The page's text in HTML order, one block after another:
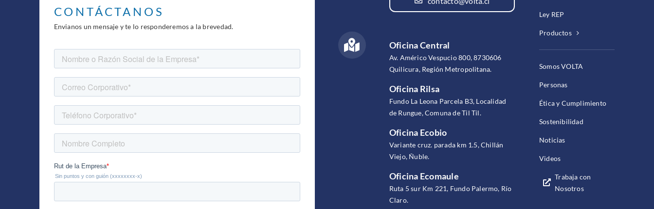
CONTÁCTANOS
Envianos un mensaje y te lo responderemos a la brevedad.
Oficina Central
Av. Américo Vespucio 800, 8730606
Quilicura, Región Metropolitana.
Oficina Rilsa
Fundo La Leona Parcela B3, Localidad
de Rungue, Comuna de Til Til.
Oficina Ecobio
Variante cruz. parada km 1.5, Chillán
Viejo, Ñuble.
Oficina Ecomaule
Ruta 5 sur Km 221, Fundo Palermo, Río
Claro.
Ley REP
Productos
Somos VOLTA
Personas
Ética y Cumplimiento
Sostenibilidad
Noticias
Videos
Trabaja con
Nosotros